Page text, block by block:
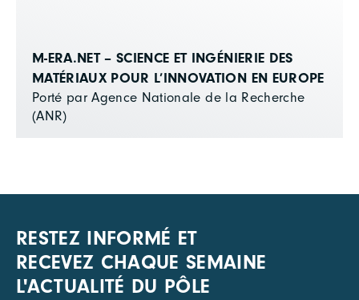
M-ERA.NET – SCIENCE ET INGÉNIERIE DES
MATÉRIAUX POUR L’INNOVATION EN EUROPE
Porté par Agence Nationale de la Recherche
(ANR)
RESTEZ INFORMÉ ET
RECEVEZ CHAQUE SEMAINE
L'ACTUALITÉ DU PÔLE